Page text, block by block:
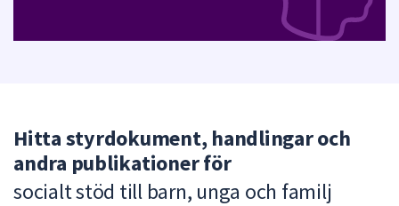
Hitta styrdokument, handlingar och
andra publikationer för
socialt stöd till barn, unga och familj